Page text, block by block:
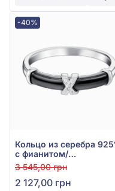
-40%
Кольцо из серебра
с фианитом/
куб.цирконием и
ониксом, арт. R207кР
3 545,00 грн
2 127,00 грн